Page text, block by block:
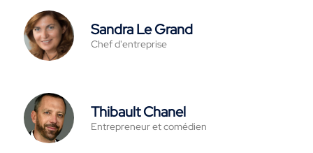
Sandra Le Grand
Chef d'entreprise
Thibault Chanel
Entrepreneur et comédien